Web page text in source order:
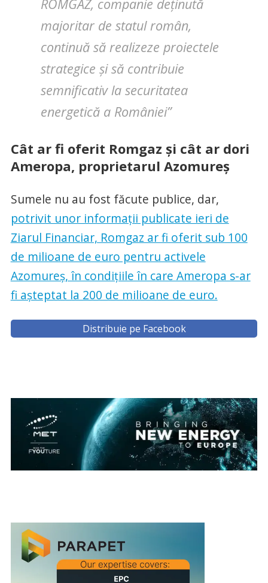
ROMGAZ, companie deținută
majoritar de statul român,
continuă să realizeze proiectele
strategice și să contribuie
semnificativ la securitatea
energetică a României”
Cât ar fi oferit Romgaz și cât ar dori
Ameropa, proprietarul Azomureș
Sumele nu au fost făcute publice, dar,
potrivit unor informații publicate ieri de
Ziarul Financiar, Romgaz ar fi oferit sub 100
de milioane de euro pentru activele
Azomureș, în condițiile în care Ameropa s-ar
fi așteptat la 200 de milioane de euro.
Distribuie pe Facebook